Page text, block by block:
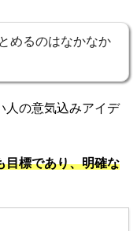
めるのはなかなか
人の意気込みアイデ
目標であり、明確な